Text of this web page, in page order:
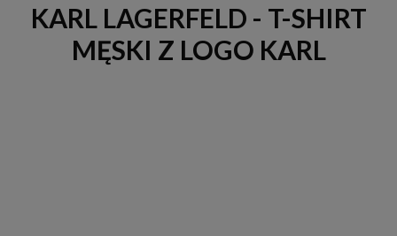
KARL LAGERFELD - T-SHIRT
MĘSKI Z LOGO KARL